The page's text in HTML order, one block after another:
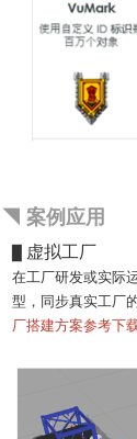
◥ 案例应用
虚拟工厂
在工厂研发或实际
型，同步真实工厂
厂搭建方案参考下